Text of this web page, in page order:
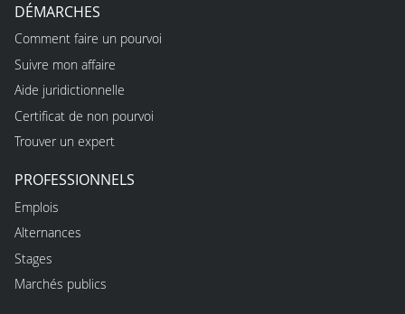
DÉMARCHES
Comment faire un pourvoi
Suivre mon affaire
Aide juridictionnelle
Certificat de non pourvoi
Trouver un expert
PROFESSIONNELS
Emplois
Alternances
Stages
Marchés publics